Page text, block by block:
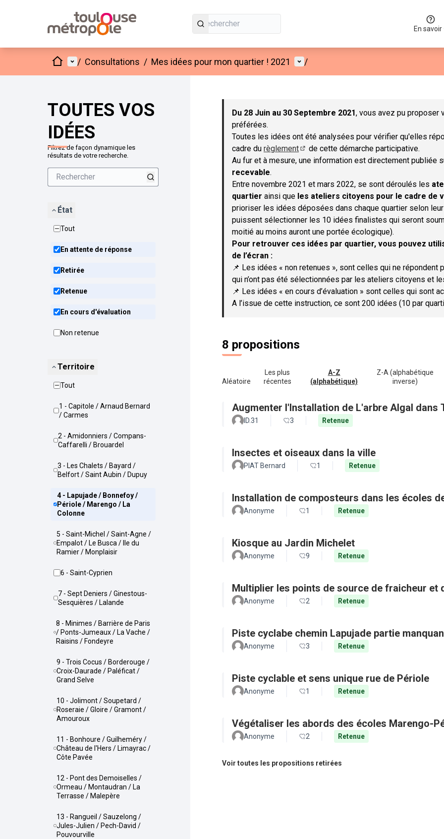
En savoir
AccueilMenu principal
/ Consultations / Mes idées pour mon quartier ! 2021 Menu utilisateur
/
TOUTES VOS
IDÉES
Filtrez de façon dynamique les
résultats de votre recherche.
État
Tout
En attente de réponse
Retirée
Retenue
En cours d'évaluation
Non retenue
Territoire
Tout
1 - Capitole / Arnaud Bernard
/ Carmes
2 - Amidonniers / Compans-
Caffarelli / Brouardel
3 - Les Chalets / Bayard /
Belfort / Saint Aubin / Dupuy
4 - Lapujade / Bonnefoy /
Périole / Marengo / La
Colonne
5 - Saint-Michel / Saint-Agne /
Empalot / Le Busca / Ile du
Ramier / Monplaisir
6 - Saint-Cyprien
7 - Sept Deniers / Ginestous-
Sesquières / Lalande
8 - Minimes / Barrière de Paris
/ Ponts-Jumeaux / La Vache /
Raisins / Fondeyre
9 - Trois Cocus / Borderouge /
Croix-Daurade / Paléficat /
Grand Selve
10 - Jolimont / Soupetard /
Roseraie / Gloire / Gramont /
Amouroux
11 - Bonhoure / Guilheméry /
Château de l'Hers / Limayrac /
Côte Pavée
12 - Pont des Demoiselles /
Ormeau / Montaudran / La
Terrasse / Malepère
13 - Rangueil / Sauzelong /
Jules-Julien / Pech-David /
Pouvourville
Passer la carte
Du 28 Juin au 30 Septembre 2021, vous avez pu proposer
préférées.
Toutes les idées ont été analysées pour vérifier qu'elles
cadre du règlement
(S'ouvre dans un nouvel onglet)
de cette démarche participative.
Au fur et à mesure, une information est directement publiée
recevable.
Entre novembre 2021 et mars 2022, se sont déroulés les
quartier ainsi que les ateliers citoyens pour le cadre de
prioriser les idées déposées dans chaque quartier selon
puissent sélectionner les 10 idées finalistes qui seront
moitié au moins auront une portée écologique).
Pour retrouver ces idées par quartier, vous pouvez
de l’écran :
📌 Les idées « non retenues », sont celles qui ne
qui n’ont pas été sélectionnées par les ateliers citoyens et
📌 Les idées « en cours d’évaluation » sont celles qui sont
A l’issue de cette instruction, ce sont 200 idées (10 par
8 propositions
Aléatoire
Les plus
récentes
A-Z
(alphabétique)
Z-A (alphabétique
inverse)
Augmenter l'Installation de L'arbre Algal dans
ID.31 3 Retenue
Insectes et oiseaux dans la ville
PIAT Bernard 1 Retenue
Installation de composteurs dans les écoles
Anonyme 1 Retenue
Kiosque au Jardin Michelet
Anonyme 9 Retenue
Multiplier les points de source de fraicheur et
Anonyme 2 Retenue
Piste cyclabe chemin Lapujade partie
Anonyme 3 Retenue
Piste cyclable et sens unique rue de Périole
Anonyme 1 Retenue
Végétaliser les abords des écoles Marengo-
Anonyme 2 Retenue
Voir toutes les propositions retirées